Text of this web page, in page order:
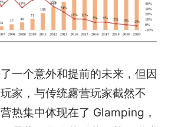
一个意外和提前的未来，但因
家，与传统露营玩家截然不
热集中体现在了 Glamping，